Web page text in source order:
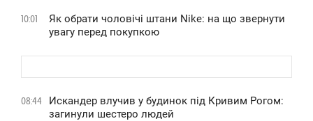
10:01
Як обрати чоловічі штани Nike: на що звернути
увагу перед покупкою
08:44
Искандер влучив у будинок під Кривим Рогом:
загинули шестеро людей